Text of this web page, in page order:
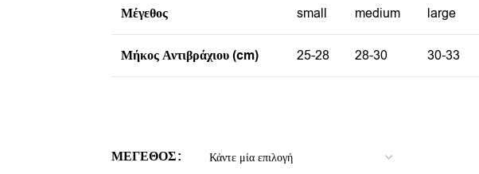
Μέγεθος small medium large
Μήκος Αντιβράχιου (cm) 25-28 28-30 30-33
ΜΈΓΕΘΟΣ